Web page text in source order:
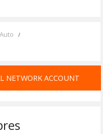
NETWORK ACCOUNT